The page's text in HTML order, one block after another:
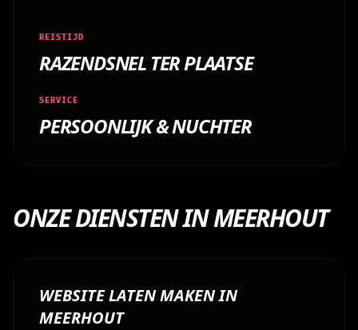
REISTIJD
RAZENDSNEL TER PLAATSE
SERVICE
PERSOONLIJK & NUCHTER
ONZE DIENSTEN IN MEERHOUT
WEBSITE LATEN MAKEN IN
MEERHOUT